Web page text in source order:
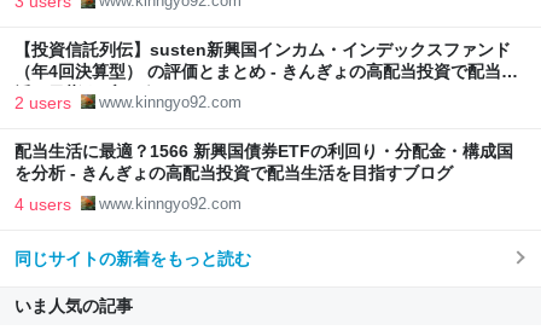
【投資信託列伝】susten新興国インカム・インデックスファンド
（年4回決算型） の評価とまとめ - きんぎょの高配当投資で配当生
活を目指すブログ
2 users www.kinngyo92.com
配当生活に最適？1566 新興国債券ETFの利回り・分配金・構成国
を分析 - きんぎょの高配当投資で配当生活を目指すブログ
4 users www.kinngyo92.com
同じサイトの新着をもっと読む
いま人気の記事